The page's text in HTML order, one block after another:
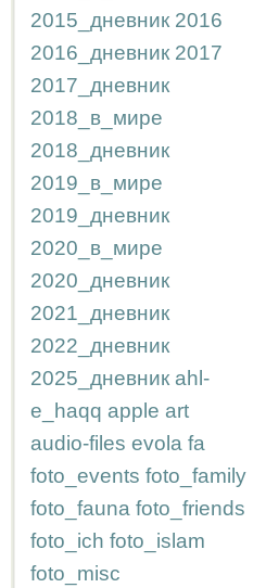
2015_дневник 2016
2016_дневник 2017
2017_дневник
2018_в_мире
2018_дневник
2019_в_мире
2019_дневник
2020_в_мире
2020_дневник
2021_дневник
2022_дневник
2025_дневник ahl-
e_haqq apple art
audio-files evola fa
foto_events foto_family
foto_fauna foto_friends
foto_ich foto_islam
foto_misc